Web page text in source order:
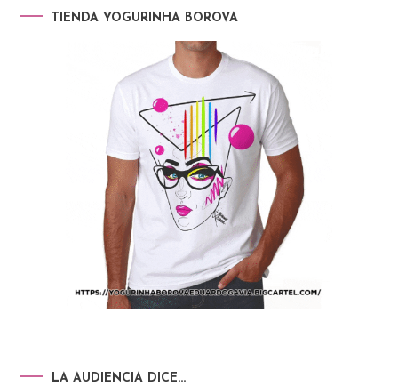
TIENDA YOGURINHA BOROVA
LA AUDIENCIA DICE…